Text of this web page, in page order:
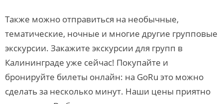
Также можно отправиться на необычные,
тематические, ночные и многие другие групповые
экскурсии. Закажите экскурсии для групп в
Калининграде уже сейчас! Покупайте и
бронируйте билеты онлайн: на GoRu это можно
сделать за несколько минут. Наши цены приятно